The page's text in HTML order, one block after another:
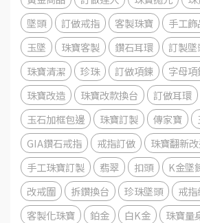
墜頭
訂做戒指 客製珠寶 手工飾
玉墜
珠寶客製 鑽石耳環 訂製墜
珠寶清潔
珍珠 訂做項鍊 字母項
珠寶改造
珠寶改款換台 訂做耳環
玉石加框包邊
珠寶訂製 傳家寶
GIA鑽石戒指
戒指訂做 珠寶翻新
手工珠寶訂製
翡翠 扣頭 K金墜
改戒圍
拆鑽換台 珍珠墜頭 戒
客製化珠寶
鉑金 白K金
珠寶量